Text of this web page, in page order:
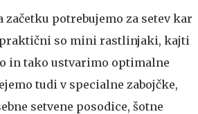
začetku potrebujemo za setev kar
so mini rastlinjaki, kajti
in tako ustvarimo optimalne
tudi v specialne zabojčke,
setvene posodice, šotne